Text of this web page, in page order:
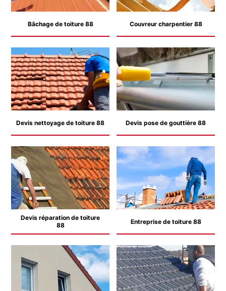
Bâchage de toiture 88 Couvreur charpentier 88
Devis nettoyage de toiture 88 Devis pose de gouttière 88
Devis réparation de toiture
88
Entreprise de toiture 88